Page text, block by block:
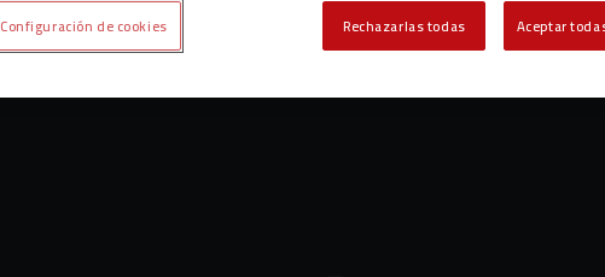
Rechazarlas todas Aceptar
Configuración de cookies